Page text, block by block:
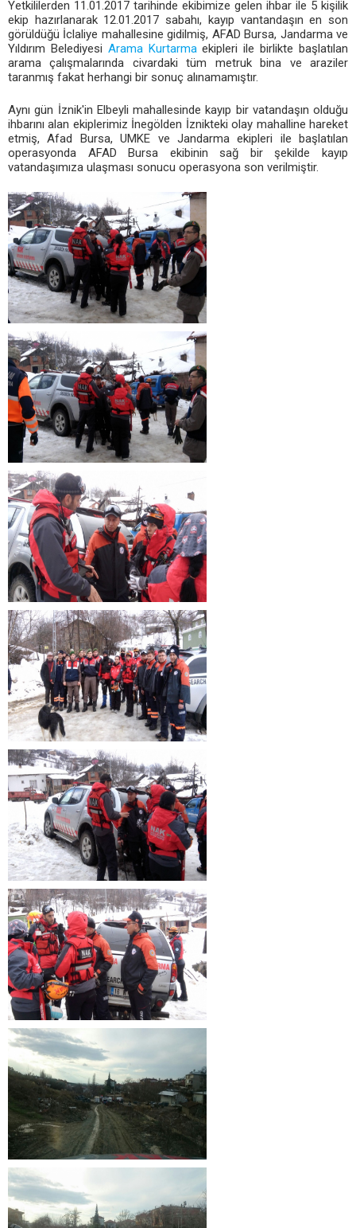
Yetkililerden 11.01.2017 tarihinde ekibimize gelen ihbar ile 5 kişilik
ekip hazırlanarak 12.01.2017 sabahı, kayıp vantandaşın en son
görüldüğü İclaliye mahallesine gidilmiş, AFAD Bursa, Jandarma ve
Yıldırım Belediyesi Arama Kurtarmaekipleri ile birlikte başlatılan
arama çalışmalarında civardaki tüm metruk bina ve araziler
taranmış fakat herhangi bir sonuç alınamamıştır.
Aynı gün İznik'in Elbeyli mahallesinde kayıp bir vatandaşın olduğu
ihbarını alan ekiplerimiz İnegölden İznikteki olay mahalline hareket
etmiş, Afad Bursa, UMKE ve Jandarma ekipleri ile başlatılan
operasyonda AFAD Bursa ekibinin sağ bir şekilde kayıp
vatandaşımıza ulaşması sonucu operasyona son verilmiştir.